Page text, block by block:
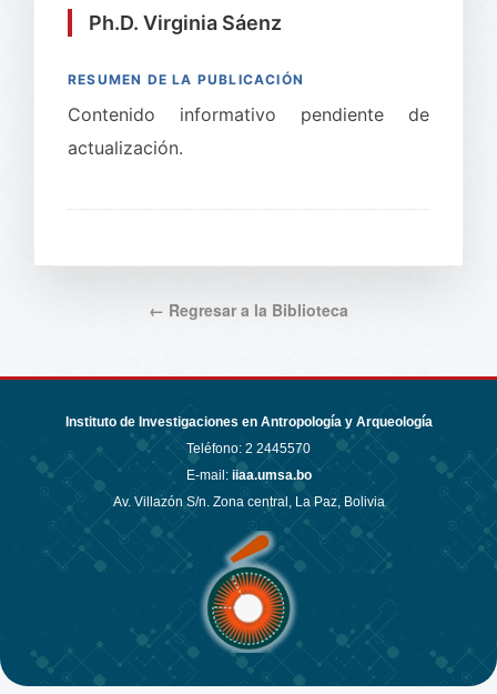
Ph.D. Virginia Sáenz
RESUMEN DE LA PUBLICACIÓN
Contenido informativo pendiente de
actualización.
← Regresar a la Biblioteca
Instituto de Investigaciones en Antropología y Arqueología
Teléfono: 2 2445570
E-mail: iiaa.umsa.bo
Av. Villazón S/n. Zona central, La Paz, Bolivia